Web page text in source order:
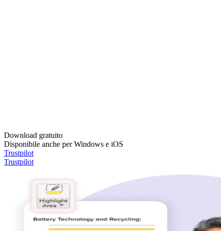
Download gratuito
Disponibile anche per Windows e iOS
Trustpilot
Trustpilot